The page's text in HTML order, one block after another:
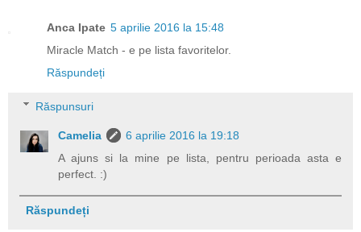
Anca Ipate 5 aprilie 2016 la 15:48
Miracle Match - e pe lista favoritelor.
Răspundeți
Răspunsuri
Camelia
6 aprilie 2016 la 19:18
A ajuns si la mine pe lista, pentru perioada asta e
perfect. :)
Răspundeți